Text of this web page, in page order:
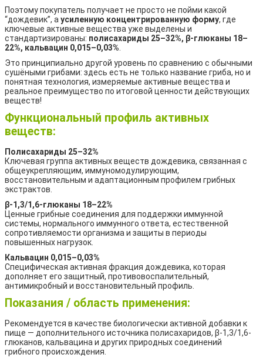
Поэтому покупатель получает не просто не пойми какой
“дождевик”, а усиленную концентрированную форму, где
ключевые активные вещества уже выделены и
стандартизированы: полисахариды 25–32%, β-глюканы 18–
22%, кальвацин 0,015–0,03%
Это принципиально другой уровень по сравнению с обычными
сушёными грибами: здесь есть не только название гриба, но и
понятная технология, измеряемые активные вещества и
реальное преимущество по итоговой ценности действующих
веществ!
Функциональный профиль активных
веществ:
Полисахариды 25–32%
Ключевая группа активных веществ дождевика, связанная с
общеукрепляющим, иммуномодулирующим,
восстановительным и адаптационным профилем грибных
экстрактов.
β-1,3/1,6-глюканы 18–22%
Ценные грибные соединения для поддержки иммунной
системы, нормального иммунного ответа, естественной
сопротивляемости организма и защиты в периоды
повышенных нагрузок.
Кальвацин 0,015–0,03%
Специфическая активная фракция дождевика, которая
дополняет его защитный, противовоспалительный,
антимикробный и восстановительный профиль.
Показания / область применения:
Рекомендуется в качестве биологически активной добавки к
пище — дополнительного источника полисахаридов, β-1,3/1,6-
глюканов, кальвацина и других природных соединений
грибного происхождения.